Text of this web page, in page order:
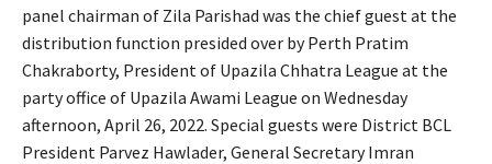
panel chairman of Zila Parishad was the chief guest at the
distribution function presided over by Perth Pratim
Chakraborty, President of Upazila Chhatra League at the
party office of Upazila Awami League on Wednesday
afternoon, April 26, 2022. Special guests were District BCL
President Parvez Hawlader, General Secretary Imran